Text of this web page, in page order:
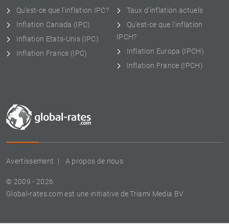
Avertissement A propos de nous
© 2009 - 2026
Global-rates.com est une initiative de Triami Media BV
Qu'est-ce que l'inflation IPC?
Inflation Canada (IPC)
Inflation Etats-Unis (IPC)
Inflation France (IPC)
Taux d'inflation actuels
Qu'est-ce que l'inflation
IPCH?
Inflation Europa (IPCH)
Inflation France (IPCH)